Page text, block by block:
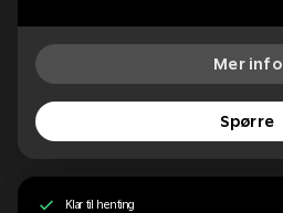
Mer info
Spørre
Klar til henting